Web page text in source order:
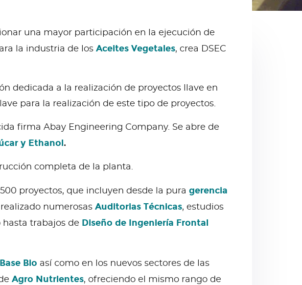
una mayor participación en la ejecución de
la industria de los Aceites Vegetales, crea DSEC
dedicada a la realización de proyectos llave en
para la realización de este tipo de proyectos.
firma Abay Engineering Company. Se abre de
y Ethanol.
completa de la planta.
proyectos, que incluyen desde la pura gerencia
numerosas Auditorias Técnicas, estudios
trabajos de Diseño de Ingeniería Frontal
Bio así como en los nuevos sectores de las
Agro Nutrientes, ofreciendo el mismo rango de